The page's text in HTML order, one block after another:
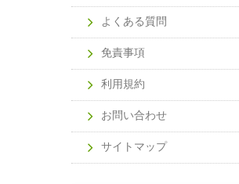
よくある質問
免責事項
利用規約
お問い合わせ
サイトマップ